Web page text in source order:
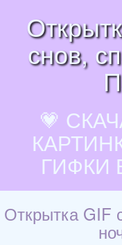
снов,
💗
ГИФКИ
Открытка GIF